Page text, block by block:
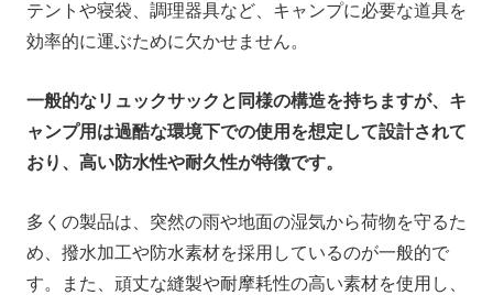
テントや寝袋、調理器具など、キャンプに必要な道具を
効率的に運ぶために欠かせません。
一般的なリュックサックと同様の構造を持ちますが、キ
ャンプ用は過酷な環境下での使用を想定して設計されて
おり、高い防水性や耐久性が特徴です。
多くの製品は、突然の雨や地面の湿気から荷物を守るた
め、撥水加工や防水素材を採用しているのが一般的で
す。また、頑丈な縫製や耐摩耗性の高い素材を使用し、